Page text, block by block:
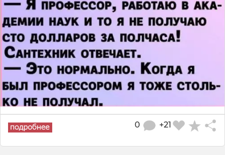
+21
0